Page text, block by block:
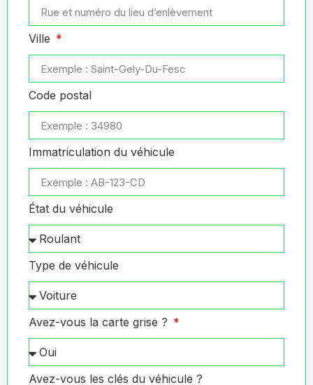
Ville
Code postal
Immatriculation du véhicule
État du véhicule
Type de véhicule
Avez-vous la carte grise ?
Avez-vous les clés du véhicule ?